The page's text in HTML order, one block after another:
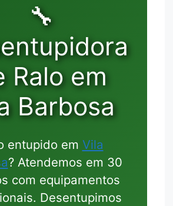
🔧
Ralo em
Barbosa
entupido em Vila
? Atendemos em 30
com equipamentos
Desentupimos